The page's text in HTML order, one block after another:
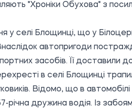
"Хроніки Обухова" з
у селі Блощинці, що у
автопригоди
засобів. Її доставили до
в селі Блощинці
Відомо, що в
річна дружина водія. Із